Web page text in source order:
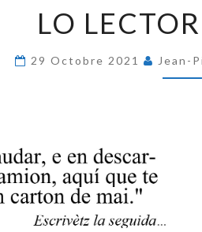
LO
29 Octobre 2021 Jean-